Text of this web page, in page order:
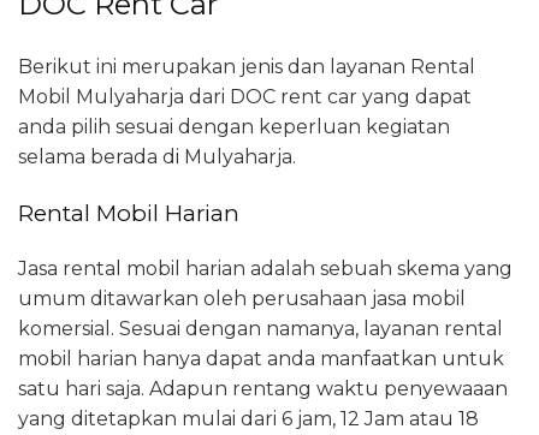
Berikut ini merupakan jenis dan layanan Rental
Mobil Mulyaharja dari DOC rent car yang dapat
anda pilih sesuai dengan keperluan kegiatan
selama berada di Mulyaharja.
Rental Mobil Harian
Jasa rental mobil harian adalah sebuah skema yang
umum ditawarkan oleh perusahaan jasa mobil
komersial. Sesuai dengan namanya, layanan rental
mobil harian hanya dapat anda manfaatkan untuk
satu hari saja. Adapun rentang waktu penyewaaan
yang ditetapkan mulai dari 6 jam, 12 Jam atau 18